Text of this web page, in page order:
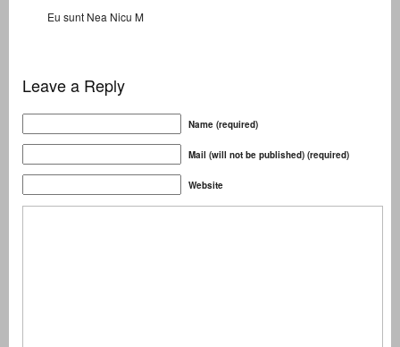
Eu sunt Nea Nicu M
Leave a Reply
Name (required)
Mail (will not be published) (required)
Website